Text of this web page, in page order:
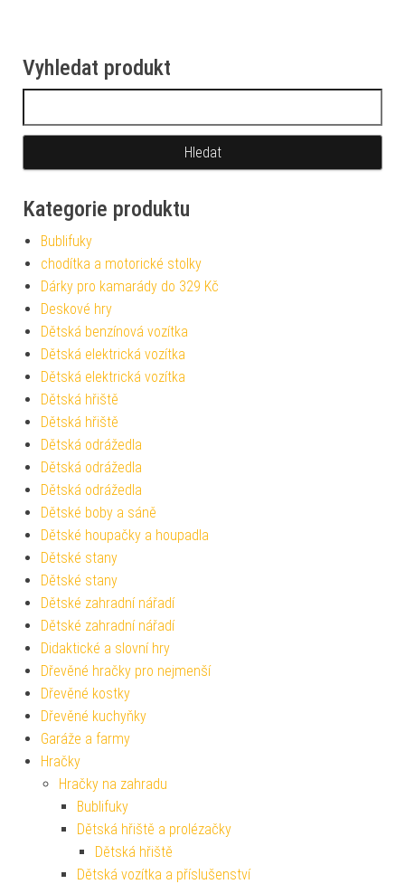
Vyhledat produkt
Kategorie produktu
Bublifuky
chodítka a motorické stolky
Dárky pro kamarády do 329 Kč
Deskové hry
Dětská benzínová vozítka
Dětská elektrická vozítka
Dětská elektrická vozítka
Dětská hřiště
Dětská hřiště
Dětská odrážedla
Dětská odrážedla
Dětská odrážedla
Dětské boby a sáně
Dětské houpačky a houpadla
Dětské stany
Dětské stany
Dětské zahradní nářadí
Dětské zahradní nářadí
Didaktické a slovní hry
Dřevěné hračky pro nejmenší
Dřevěné kostky
Dřevěné kuchyňky
Garáže a farmy
Hračky
Hračky na zahradu
Bublifuky
Dětská hřiště a prolézačky
Dětská hřiště
Dětská vozítka a příslušenství